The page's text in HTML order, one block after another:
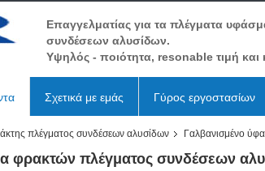
Επαγγελματίας για τα πλέγματα
συνδέσεων αλυσίδων.
Υψηλός - ποιότητα, resonable τιμή και
Σχετικά με εμάς Γύρος εργοστασίων
πλέγματος συνδέσεων αλυσίδων Γαλβανισμένο
φρακτών πλέγματος συνδέσεων